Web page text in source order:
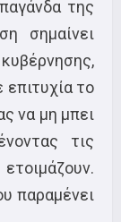
της
σημαίνει
το
να μη μπει
τις
παραμένει